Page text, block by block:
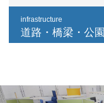
infrastructure
道路・橋梁・公園